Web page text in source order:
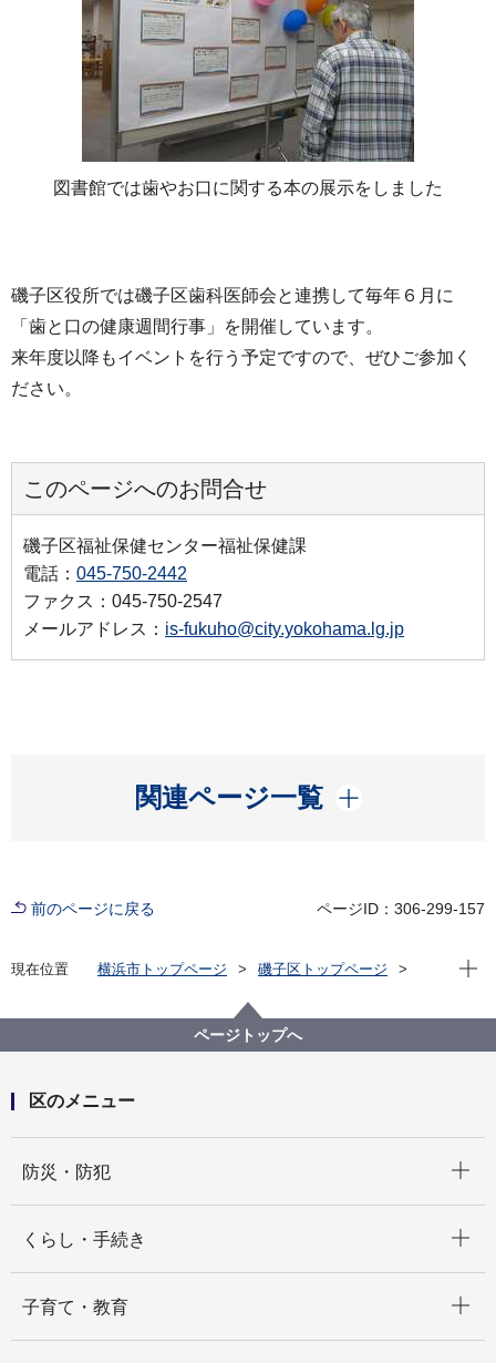
図書館では歯やお口に関する本の展示をしました
磯子区役所では磯子区歯科医師会と連携して毎年６月に
「歯と口の健康週間行事」を開催しています。
来年度以降もイベントを行う予定ですので、ぜひご参加く
ださい。
このページへのお問合せ
磯子区福祉保健センター福祉保健課
電話： 045-750-2442
ファクス：045-750-2547
メールアドレス： is-fukuho@city.yokohama.lg.jp
関連ページ一覧
開く
前のページに戻る ページID：306-299-157
現在位置 横浜市トップページ
磯子区トップページ
ISOGOフォトニュース
🦷「けんこうパネル展」を開催しました📚
現在
ページトップへ
区のメニュー
防災・防犯
くらし・手続き
子育て・教育